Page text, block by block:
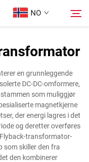
NO
Søk
en grunnleggende
DC-DC-omformere,
som muliggjør
magnetkjerne
der energi lagres i det
og deretter overføres
transformator-
som skiller den fra
den kombinerer